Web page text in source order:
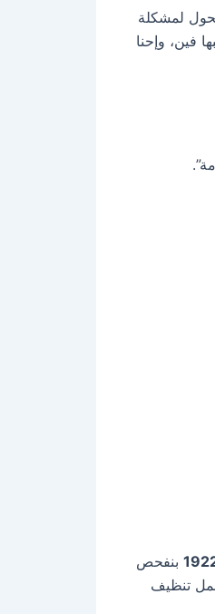
لمشكلة
فين، وإحنا
بنفحص
تنظيف